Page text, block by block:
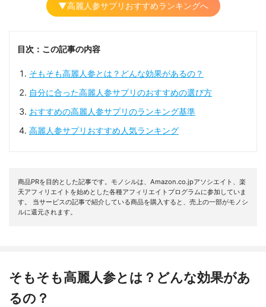
▼高麗人参サプリおすすめランキングへ
目次：この記事の内容
そもそも高麗人参とは？どんな効果があるの？
自分に合った高麗人参サプリのおすすめの選び方
おすすめの高麗人参サプリのランキング基準
高麗人参サプリおすすめ人気ランキング
商品PRを目的とした記事です。モノシルは、Amazon.co.jpアソシエイト、楽
天アフィリエイトを始めとした各種アフィリエイトプログラムに参加していま
す。 当サービスの記事で紹介している商品を購入すると、売上の一部がモノシ
ルに還元されます。
そもそも高麗人参とは？どんな効果があ
るの？